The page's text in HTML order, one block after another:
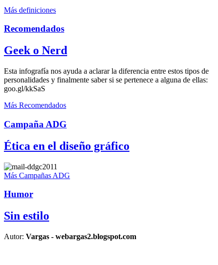
Más definiciones
Recomendados
Geek o Nerd
Esta infografía nos ayuda a aclarar la diferencia entre estos tipos de
personalidades y finalmente saber si se pertenece a alguna de ellas:
goo.gl/kkSaS
Más Recomendados
Campaña ADG
Ética en el diseño gráfico
Más Campañas ADG
Humor
Sin estilo
Autor: Vargas - webargas2.blogspot.com